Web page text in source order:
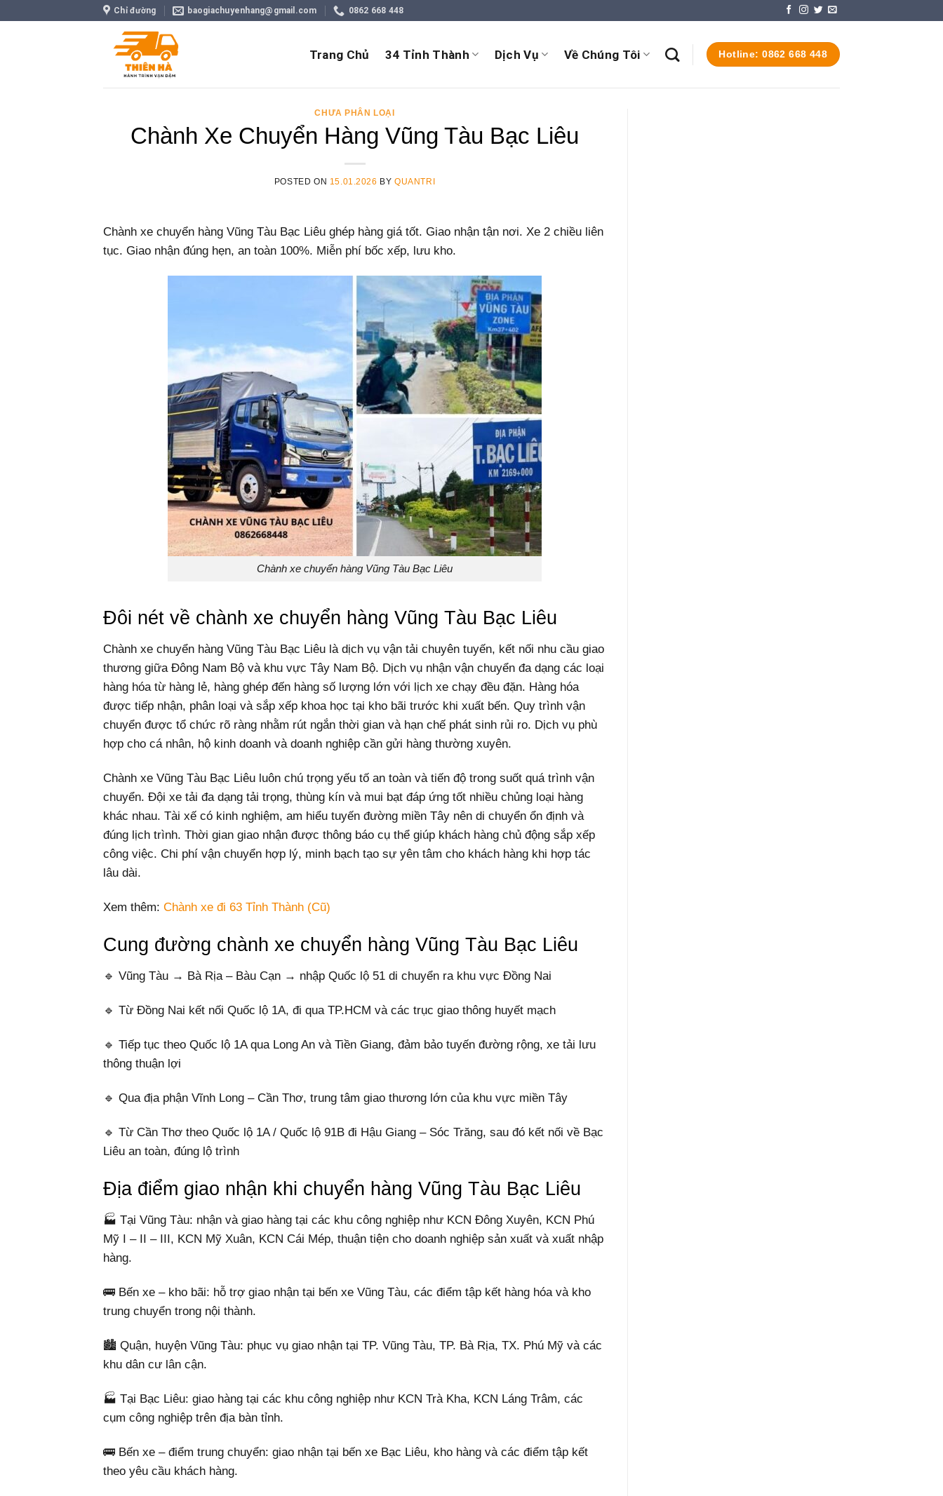
Chỉ đường baogiachuyenhang@gmail.com 0862 668 448
Trang Chủ 34 Tỉnh Thành Dịch Vụ Về Chúng Tôi Hotline: 0862 668 448
CHƯA PHÂN LOẠI
Chành Xe Chuyển Hàng Vũng Tàu Bạc Liêu
POSTED ON 15.01.2026 BYQUANTRI
Chành xe chuyển hàng Vũng Tàu Bạc Liêu ghép hàng giá tốt. Giao nhận tận nơi. Xe 2 chiều liên
tục. Giao nhận đúng hẹn, an toàn 100%. Miễn phí bốc xếp, lưu kho.
Chành xe chuyển hàng Vũng Tàu Bạc Liêu
Đôi nét về chành xe chuyển hàng Vũng Tàu Bạc Liêu
Chành xe chuyển hàng Vũng Tàu Bạc Liêu là dịch vụ vận tải chuyên tuyến, kết nối nhu cầu giao
thương giữa Đông Nam Bộ và khu vực Tây Nam Bộ. Dịch vụ nhận vận chuyển đa dạng các loại
hàng hóa từ hàng lẻ, hàng ghép đến hàng số lượng lớn với lịch xe chạy đều đặn. Hàng hóa
được tiếp nhận, phân loại và sắp xếp khoa học tại kho bãi trước khi xuất bến. Quy trình vận
chuyển được tổ chức rõ ràng nhằm rút ngắn thời gian và hạn chế phát sinh rủi ro. Dịch vụ phù
hợp cho cá nhân, hộ kinh doanh và doanh nghiệp cần gửi hàng thường xuyên.
Chành xe Vũng Tàu Bạc Liêu luôn chú trọng yếu tố an toàn và tiến độ trong suốt quá trình vận
chuyển. Đội xe tải đa dạng tải trọng, thùng kín và mui bạt đáp ứng tốt nhiều chủng loại hàng
khác nhau. Tài xế có kinh nghiệm, am hiểu tuyến đường miền Tây nên di chuyển ổn định và
đúng lịch trình. Thời gian giao nhận được thông báo cụ thể giúp khách hàng chủ động sắp xếp
công việc. Chi phí vận chuyển hợp lý, minh bạch tạo sự yên tâm cho khách hàng khi hợp tác
lâu dài.
Xem thêm: Chành xe đi 63 Tỉnh Thành (Cũ)
Cung đường chành xe chuyển hàng Vũng Tàu Bạc Liêu
🔹 Vũng Tàu → Bà Rịa – Bàu Cạn → nhập Quốc lộ 51 di chuyển ra khu vực Đồng Nai
🔹 Từ Đồng Nai kết nối Quốc lộ 1A, đi qua TP.HCM và các trục giao thông huyết mạch
🔹 Tiếp tục theo Quốc lộ 1A qua Long An và Tiền Giang, đảm bảo tuyến đường rộng, xe tải lưu
thông thuận lợi
🔹 Qua địa phận Vĩnh Long – Cần Thơ, trung tâm giao thương lớn của khu vực miền Tây
🔹 Từ Cần Thơ theo Quốc lộ 1A / Quốc lộ 91B đi Hậu Giang – Sóc Trăng, sau đó kết nối về Bạc
Liêu an toàn, đúng lộ trình
Địa điểm giao nhận khi chuyển hàng Vũng Tàu Bạc Liêu
🏭 Tại Vũng Tàu: nhận và giao hàng tại các khu công nghiệp như KCN Đông Xuyên, KCN Phú
Mỹ I – II – III, KCN Mỹ Xuân, KCN Cái Mép, thuận tiện cho doanh nghiệp sản xuất và xuất nhập
hàng.
🚌 Bến xe – kho bãi: hỗ trợ giao nhận tại bến xe Vũng Tàu, các điểm tập kết hàng hóa và kho
trung chuyển trong nội thành.
🏙️ Quận, huyện Vũng Tàu: phục vụ giao nhận tại TP. Vũng Tàu, TP. Bà Rịa, TX. Phú Mỹ và các
khu dân cư lân cận.
🏭 Tại Bạc Liêu: giao hàng tại các khu công nghiệp như KCN Trà Kha, KCN Láng Trâm, các
cụm công nghiệp trên địa bàn tỉnh.
🚌 Bến xe – điểm trung chuyển: giao nhận tại bến xe Bạc Liêu, kho hàng và các điểm tập kết
theo yêu cầu khách hàng.